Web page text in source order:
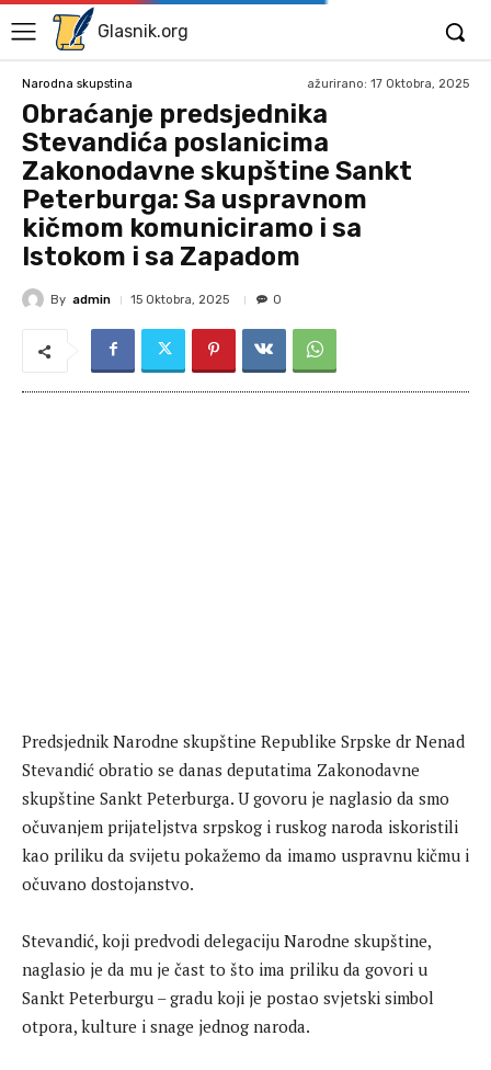
Glasnik.org
Narodna skupstina ažurirano: 17 Oktobra, 2025
Obraćanje predsjednika
Stevandića poslanicima
Zakonodavne skupštine Sankt
Peterburga: Sa uspravnom
kičmom komuniciramo i sa
Istokom i sa Zapadom
By admin 15 Oktobra, 2025 0
Predsjednik Narodne skupštine Republike Srpske dr Nenad
Stevandić obratio se danas deputatima Zakonodavne
skupštine Sankt Peterburga. U govoru je naglasio da smo
očuvanjem prijateljstva srpskog i ruskog naroda iskoristili
kao priliku da svijetu pokažemo da imamo uspravnu kičmu i
očuvano dostojanstvo.
Stevandić, koji predvodi delegaciju Narodne skupštine,
naglasio je da mu je čast to što ima priliku da govori u
Sankt Peterburgu – gradu koji je postao svjetski simbol
otpora, kulture i snage jednog naroda.